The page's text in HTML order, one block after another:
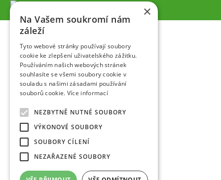
×
Na Vašem soukromí nám
záleží
Tyto webové stránky používají soubory
cookie ke zlepšení uživatelského zážitku.
Používáním našich webových stránek
souhlasíte se všemi soubory cookie v
souladu s našimi zásadami používání
souborů cookie. Více informací
NEZBYTNĚ NUTNÉ SOUBORY
VÝKONOVÉ SOUBORY
SOUBORY CÍLENÍ
NEZAŘAZENÉ SOUBORY